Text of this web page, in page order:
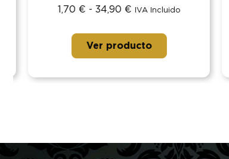
1,70€ - 34,90€ IVA Incluido
Ver producto